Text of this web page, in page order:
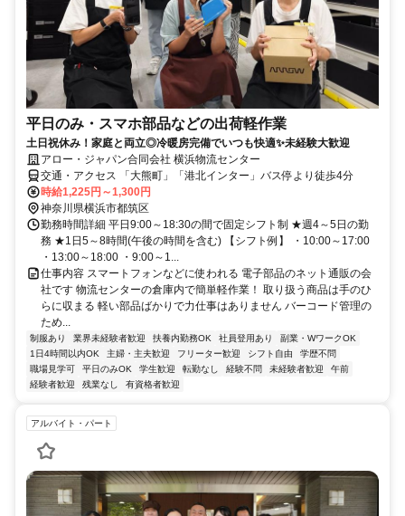
平日のみ・スマホ部品などの出荷軽作業
土日祝休み！家庭と両立◎冷暖房完備でいつも快適✨未経験大歓迎
アロー・ジャパン合同会社 横浜物流センター
交通・アクセス 「大熊町」「港北インター」バス停より徒歩4分
時給1,225円～1,300円
神奈川県横浜市都筑区
勤務時間詳細 平日9:00～18:30の間で固定シフト制 ★週4～5日の勤
務 ★1日5～8時間(午後の時間を含む) 【シフト例】 ・10:00～17:00
・13:00～18:00 ・9:00～1...
仕事内容 スマートフォンなどに使われる 電子部品のネット通販の会
社です 物流センターの倉庫内で簡単軽作業！ 取り扱う商品は手のひ
らに収まる 軽い部品ばかりで力仕事はありません バーコード管理の
ため...
制服あり 業界未経験者歓迎 扶養内勤務OK 社員登用あり
副業・WワークOK
1日4時間以内OK
主婦・主夫歓迎 フリーター歓迎 シフト自由
学歴不問
職場見学可
平日のみOK 学生歓迎 転勤なし 経験不問 未経験者歓迎
午前
経験者歓迎
残業なし 有資格者歓迎
アルバイト・パート